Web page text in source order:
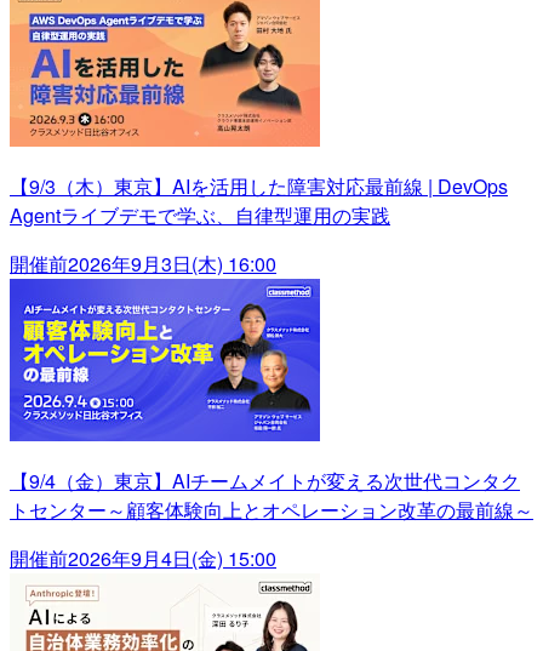
【9/3（木）東京】AIを活用した障害対応最前線 | DevOps
Agentライブデモで学ぶ、自律型運用の実践
開催前2026年9月3日(木) 16:00
【9/4（金）東京】AIチームメイトが変える次世代コンタク
トセンター～顧客体験向上とオペレーション改革の最前線～
開催前2026年9月4日(金) 15:00